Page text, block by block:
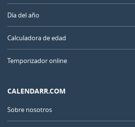
Día del año
Calculadora de edad
Temporizador online
CALENDARR.COM
Sobre nosotros